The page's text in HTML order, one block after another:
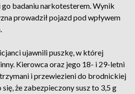
badaniu narkotesterem. Wynik
prowadził pojazd pod wpływem
ujawnili puszkę, w której
Kierowca oraz jego 18- i 29-letni
i przewiezieni do brodnickiej
się, że zabezpieczony susz to 3,5 g